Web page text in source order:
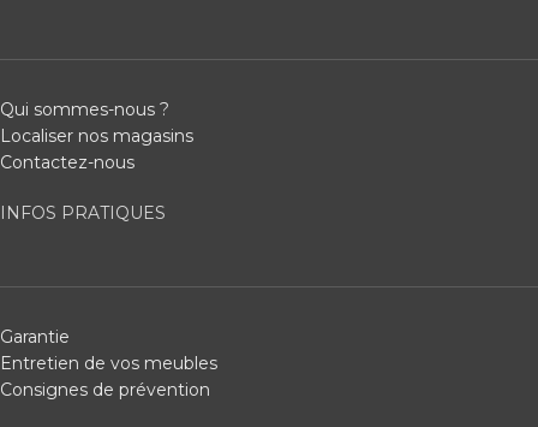
Qui sommes-nous ?
Localiser nos magasins
Contactez-nous
INFOS PRATIQUES
Garantie
Entretien de vos meubles
Consignes de prévention